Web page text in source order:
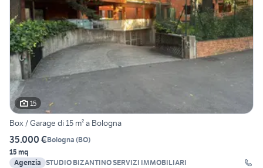
15
Box / Garage di 15 m² a Bologna
35.000 €Bologna (BO)
15 mq
Agenzia STUDIO BIZANTINO SERVIZI IMMOBILIARI